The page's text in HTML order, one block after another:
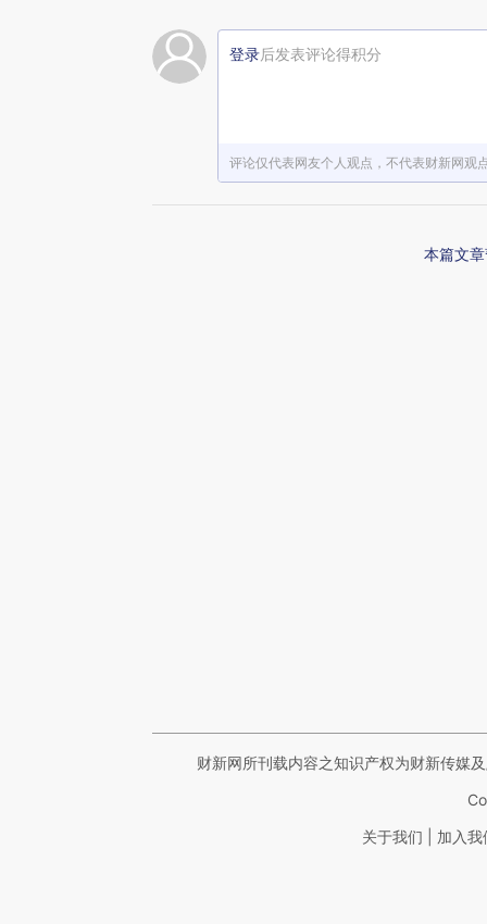
登录后发表评论得积分
评论仅代表网友个人观点，不代表财新网观
本篇文
财新网所刊载内容之知识产权为财新传媒
关于我们 加入我